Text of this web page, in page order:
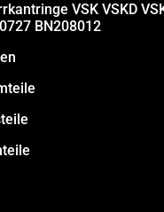
VSK VSKD
BN208012